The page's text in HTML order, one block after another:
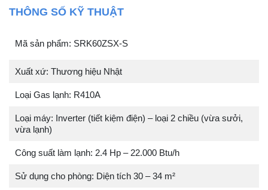
THÔNG SỐ KỸ THUẬT
Mã sản phẩm: SRK60ZSX-S
Xuất xứ: Thương hiệu Nhật
Loại Gas lạnh: R410A
Loại máy: Inverter (tiết kiệm điện) – loại 2 chiều (vừa sưởi,
vừa lạnh)
Công suất làm lạnh: 2.4 Hp – 22.000 Btu/h
Sử dụng cho phòng: Diện tích 30 – 34 m²